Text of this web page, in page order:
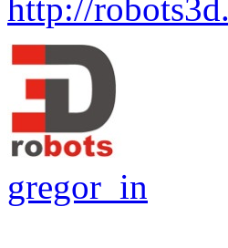
http://
gregor_in